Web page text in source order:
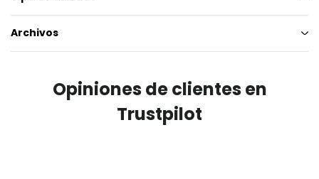
Archivos
Opiniones de clientes en
Trustpilot